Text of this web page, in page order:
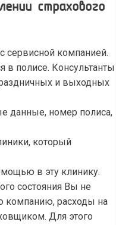
страхового
сервисной компанией.
в полисе. Консультанты
и выходных
данные, номер полиса,
который
в эту клинику.
состояния Вы не
компанию, расходы на
Для этого